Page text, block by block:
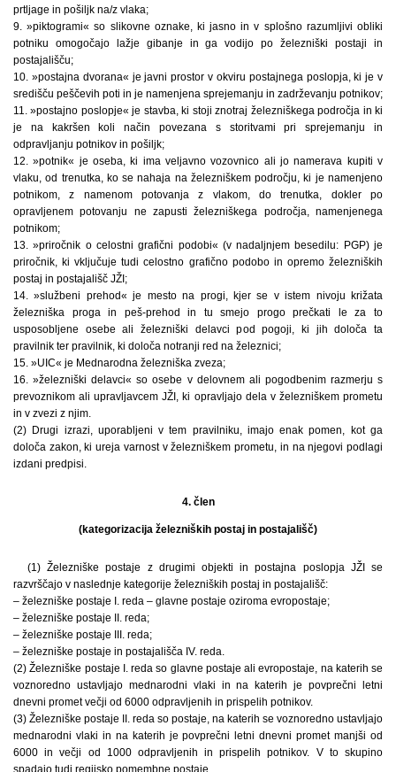
prtljage in pošiljk na/z vlaka;
9. »piktogrami« so slikovne oznake, ki jasno in v splošno razumljivi obliki
potniku omogočajo lažje gibanje in ga vodijo po železniški postaji in
postajališču;
10. »postajna dvorana« je javni prostor v okviru postajnega poslopja, ki je v
središču peščevih poti in je namenjena sprejemanju in zadrževanju potnikov;
11. »postajno poslopje« je stavba, ki stoji znotraj železniškega področja in ki
je na kakršen koli način povezana s storitvami pri sprejemanju in
odpravljanju potnikov in pošiljk;
12. »potnik« je oseba, ki ima veljavno vozovnico ali jo namerava kupiti v
vlaku, od trenutka, ko se nahaja na železniškem področju, ki je namenjeno
potnikom, z namenom potovanja z vlakom, do trenutka, dokler po
opravljenem potovanju ne zapusti železniškega področja, namenjenega
potnikom;
13. »priročnik o celostni grafični podobi« (v nadaljnjem besedilu: PGP) je
priročnik, ki vključuje tudi celostno grafično podobo in opremo železniških
postaj in postajališč JŽI;
14. »službeni prehod« je mesto na progi, kjer se v istem nivoju križata
železniška proga in peš-prehod in tu smejo progo prečkati le za to
usposobljene osebe ali železniški delavci pod pogoji, ki jih določa ta
pravilnik ter pravilnik, ki določa notranji red na železnici;
15. »UIC« je Mednarodna železniška zveza;
16. »železniški delavci« so osebe v delovnem ali pogodbenim razmerju s
prevoznikom ali upravljavcem JŽI, ki opravljajo dela v železniškem prometu
in v zvezi z njim.
(2) Drugi izrazi, uporabljeni v tem pravilniku, imajo enak pomen, kot ga
določa zakon, ki ureja varnost v železniškem prometu, in na njegovi podlagi
izdani predpisi.
4. člen
(kategorizacija železniških postaj in postajališč)
(1) Železniške postaje z drugimi objekti in postajna poslopja JŽI se
razvrščajo v naslednje kategorije železniških postaj in postajališč:
– železniške postaje I. reda – glavne postaje oziroma evropostaje;
– železniške postaje II. reda;
– železniške postaje III. reda;
– železniške postaje in postajališča IV. reda.
(2) Železniške postaje I. reda so glavne postaje ali evropostaje, na katerih se
voznoredno ustavljajo mednarodni vlaki in na katerih je povprečni letni
dnevni promet večji od 6000 odpravljenih in prispelih potnikov.
(3) Železniške postaje II. reda so postaje, na katerih se voznoredno ustavljajo
mednarodni vlaki in na katerih je povprečni letni dnevni promet manjši od
6000 in večji od 1000 odpravljenih in prispelih potnikov. V to skupino
spadajo tudi regijsko pomembne postaje.